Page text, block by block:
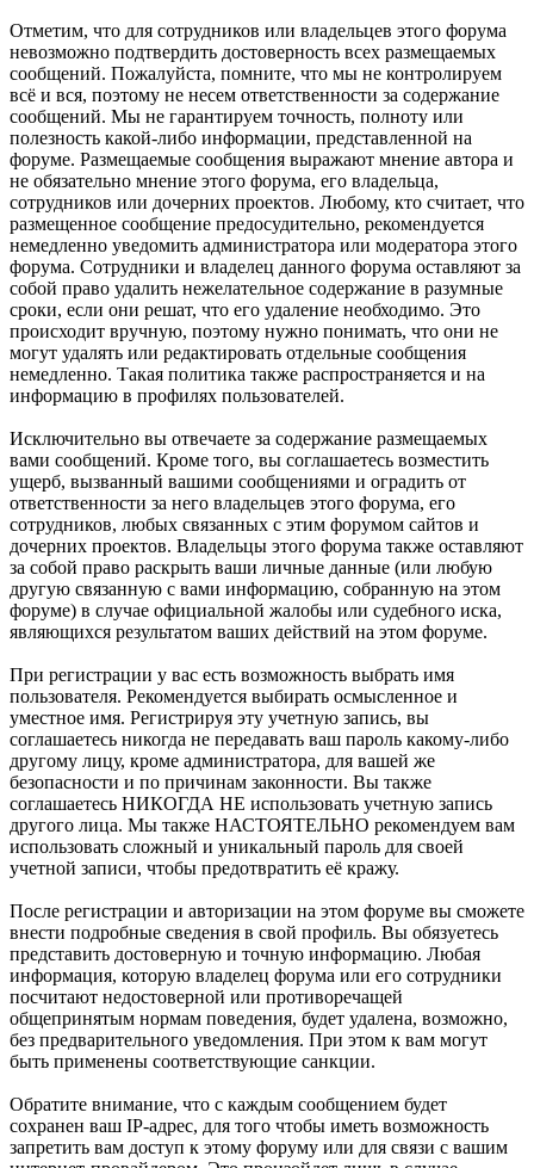
Отметим, что для сотрудников или владельцев этого форума
невозможно подтвердить достоверность всех размещаемых
сообщений. Пожалуйста, помните, что мы не контролируем
всё и вся, поэтому не несем ответственности за содержание
сообщений. Мы не гарантируем точность, полноту или
полезность какой-либо информации, представленной на
форуме. Размещаемые сообщения выражают мнение автора и
не обязательно мнение этого форума, его владельца,
сотрудников или дочерних проектов. Любому, кто считает, что
размещенное сообщение предосудительно, рекомендуется
немедленно уведомить администратора или модератора этого
форума. Сотрудники и владелец данного форума оставляют за
собой право удалить нежелательное содержание в разумные
сроки, если они решат, что его удаление необходимо. Это
происходит вручную, поэтому нужно понимать, что они не
могут удалять или редактировать отдельные сообщения
немедленно. Такая политика также распространяется и на
информацию в профилях пользователей.
Исключительно вы отвечаете за содержание размещаемых
вами сообщений. Кроме того, вы соглашаетесь возместить
ущерб, вызванный вашими сообщениями и оградить от
ответственности за него владельцев этого форума, его
сотрудников, любых связанных с этим форумом сайтов и
дочерних проектов. Владельцы этого форума также оставляют
за собой право раскрыть ваши личные данные (или любую
другую связанную с вами информацию, собранную на этом
форуме) в случае официальной жалобы или судебного иска,
являющихся результатом ваших действий на этом форуме.
При регистрации у вас есть возможность выбрать имя
пользователя. Рекомендуется выбирать осмысленное и
уместное имя. Регистрируя эту учетную запись, вы
соглашаетесь никогда не передавать ваш пароль какому-либо
другому лицу, кроме администратора, для вашей же
безопасности и по причинам законности. Вы также
соглашаетесь НИКОГДА НЕ использовать учетную запись
другого лица. Мы также НАСТОЯТЕЛЬНО рекомендуем вам
использовать сложный и уникальный пароль для своей
учетной записи, чтобы предотвратить её кражу.
После регистрации и авторизации на этом форуме вы сможете
внести подробные сведения в свой профиль. Вы обязуетесь
представить достоверную и точную информацию. Любая
информация, которую владелец форума или его сотрудники
посчитают недостоверной или противоречащей
общепринятым нормам поведения, будет удалена, возможно,
без предварительного уведомления. При этом к вам могут
быть применены соответствующие санкции.
Обратите внимание, что с каждым сообщением будет
сохранен ваш IP-адрес, для того чтобы иметь возможность
запретить вам доступ к этому форуму или для связи с вашим